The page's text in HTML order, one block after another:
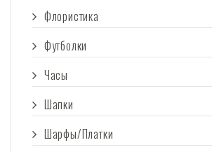
Флористика
Футболки
Часы
Шапки
Шарфы/Платки